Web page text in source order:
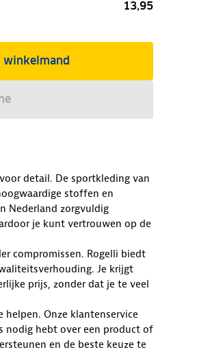
13,95
winkelmand
detail. De sportkleding van
stoffen en
Nederland zorgvuldig
je kunt vertrouwen op de
compromissen. Rogelli biedt
Je krijgt
prijs, zonder dat je te veel
Onze klantenservice
nodig hebt over een product of
en de beste keuze te